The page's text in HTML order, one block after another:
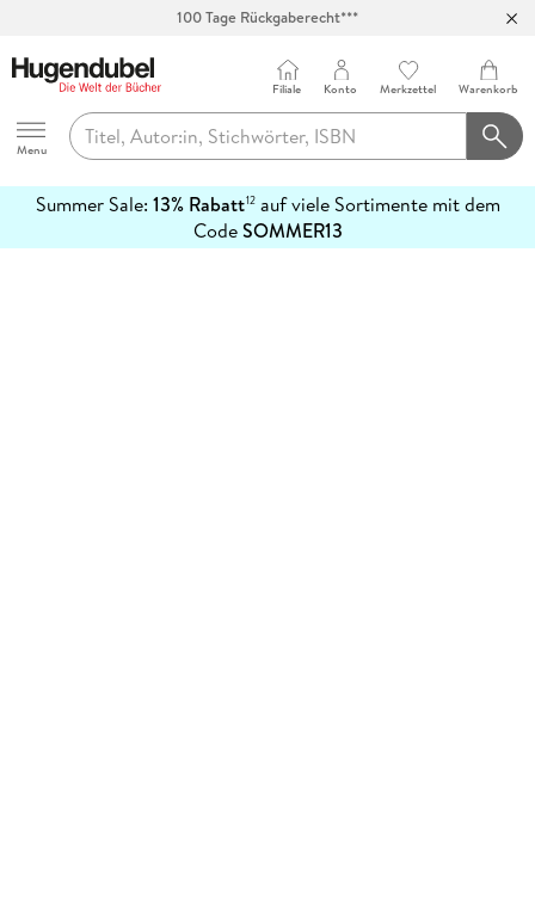
100 Tage Rückgaberecht***
Hugendubel
Menu
Filiale Konto Merkzettel Warenkorb
Summer Sale: 13% Rabatt12auf viele Sortimente mit dem
CodeSOMMER13
erfahren